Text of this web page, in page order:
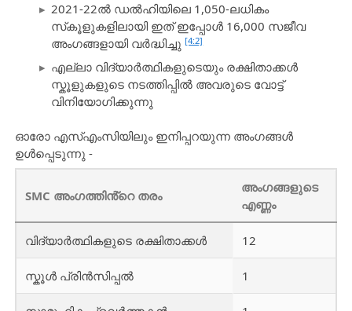
2021-22ൽ ഡൽഹിയിലെ 1,050-ലധികം
സ്‌കൂളുകളിലായി ഇത് ഇപ്പോൾ 16,000 സജീവ
അംഗങ്ങളായി വർദ്ധിച്ചു [4:2]
എല്ലാ വിദ്യാർത്ഥികളുടെയും രക്ഷിതാക്കൾ
സ്കൂളുകളുടെ നടത്തിപ്പിൽ അവരുടെ വോട്ട്
വിനിയോഗിക്കുന്നു
ഓരോ എസ്എംസിയിലും ഇനിപ്പറയുന്ന അംഗങ്ങൾ
ഉൾപ്പെടുന്നു -
SMC അംഗത്തിൻ്റെ തരം
അംഗങ്ങളുടെ
എണ്ണം
വിദ്യാർത്ഥികളുടെ രക്ഷിതാക്കൾ 12
സ്കൂൾ പ്രിൻസിപ്പൽ 1